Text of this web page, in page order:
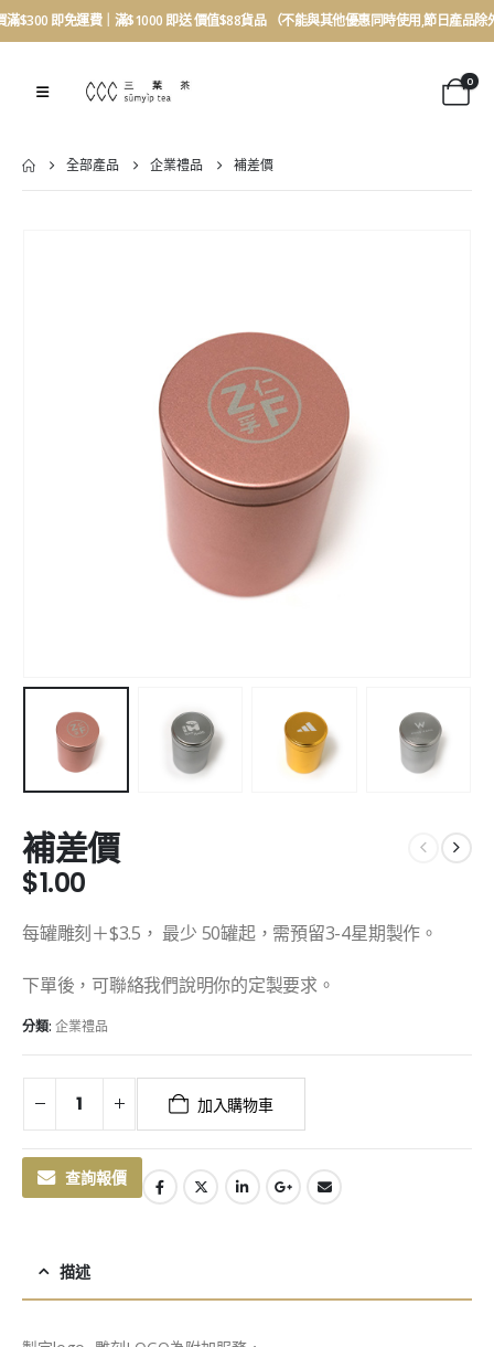
滿$300 即免運費｜滿$1000 即送 價值$88貨品 （不能與其他優惠同時使用,節日產品除
0
全部產品 企業禮品 補差價
補差價
$1.00
每罐雕刻＋$3.5， 最少 50罐起，需預留3-4星期製作。
下單後，可聯絡我們說明你的定製要求。
分類: 企業禮品
加入購物車
查詢報價
描述